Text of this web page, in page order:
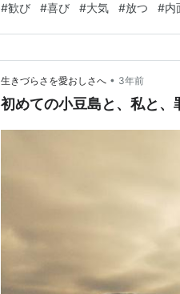
#歓び #喜び #大気 #放つ #内
生きづらさを愛おしさへ • 3年前
初めての小豆島と、私と、